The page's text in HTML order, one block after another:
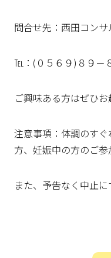
問合せ先：西田コン
℡：(０５６９)８９－
ご興味ある方はぜひお
注意事項：体調のす
方、妊娠中の方のご参
また、予告なく中止に